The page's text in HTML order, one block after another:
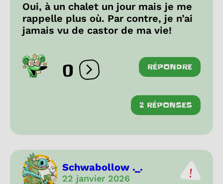
Oui, à un chalet un jour mais je me
rappelle plus où. Par contre, je n’ai
jamais vu de castor de ma vie!
0 Ouvrir les réactions
RÉPONDRE
2 RÉPONSES
Schwabollow ._.
22 janvier 2026